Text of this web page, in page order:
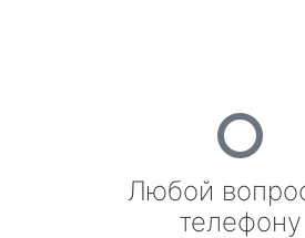
Любой
телефону